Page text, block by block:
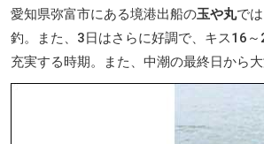
愛知県弥富市にある境港出船の玉や丸で
釣。また、3日はさらに好調で、キス16
充実する時期。また、中潮の最終日から